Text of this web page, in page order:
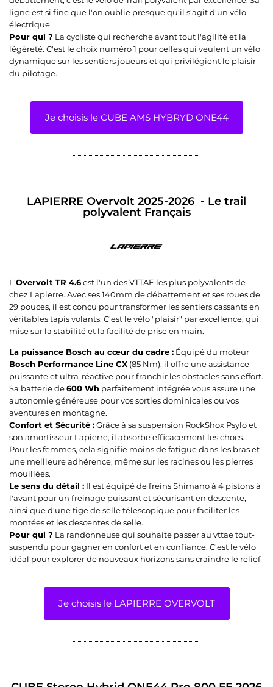
ligne est si fine que l'on oublie presque qu'il s'agit d'un vélo
électrique.
Pour qui ? La cycliste qui recherche avant tout l'agilité et la
légèreté. C'est le choix numéro 1 pour celles qui veulent un vélo
dynamique sur les sentiers joueurs et qui privilégient le plaisir
du pilotage.
Je choisis le CUBE AMS HYBRYD ONE44
LAPIERRE Overvolt 2025-2026 - Le trail
polyvalent Français
L'Overvolt TR 4.6est l'un des VTTAE les plus polyvalents de
chez Lapierre. Avec ses 140mm de débattement et ses roues de
29 pouces, il est conçu pour transformer les sentiers cassants en
véritables tapis volants. C’est le vélo "plaisir" par excellence, qui
mise sur la stabilité et la facilité de prise en main.
La puissance Bosch au cœur du cadre : Équipé du moteur
Bosch Performance Line CX (85 Nm), il offre une assistance
puissante et ultra-réactive pour franchir les obstacles sans effort.
Sa batterie de600 Wh parfaitement intégrée vous assure une
autonomie généreuse pour vos sorties dominicales ou vos
aventures en montagne.
Confort et Sécurité :Grâce à sa suspension RockShox Psylo et
son amortisseur Lapierre, il absorbe efficacement les chocs.
Pour les femmes, cela signifie moins de fatigue dans les bras et
une meilleure adhérence, même sur les racines ou les pierres
mouillées.
Le sens du détail : Il est équipé de freins Shimano à 4 pistons à
l'avant pour un freinage puissant et sécurisant en descente,
ainsi que d'une tige de selle télescopique pour faciliter les
montées et les descentes de selle.
Pour qui ? La randonneuse qui souhaite passer au vttae tout-
suspendu pour gagner en confort et en confiance. C'est le vélo
idéal pour explorer de nouveaux horizons sans craindre le relief
Je choisis le LAPIERRE OVERVOLT